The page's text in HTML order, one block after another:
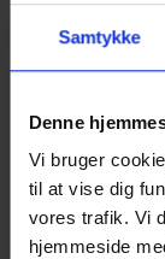
Samtykke
Denne
Vi bruger
til at vise dig
vores trafik. Vi
hjemmeside
Hotel